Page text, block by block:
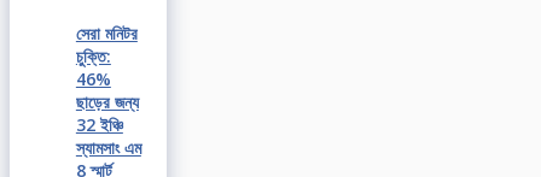
সেরা মনিটর
চুক্তি:
46%
ছাড়ের জন্য
32 ইঞ্চি
স্যামসাং এম
8 স্মার্ট